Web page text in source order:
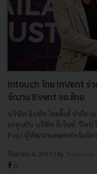
Intouch โดย InVent ร่ว
จัดงาน Event ของไทย
บริษัท อินทัช โฮลดิ้งส์ จำกัด (ม
ลงทุนกับ บริษัท อีเว้นท์ ป็อป
Pop) ผู้พัฒนาแพลตฟอร์มจัดกา
กันยายน 4, 2017 | By Techsauce
0